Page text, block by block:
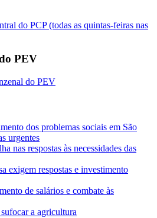
PEV
dos problemas sociais em São
urgentes
nas respostas às necessidades das
exigem respostas e investimento
de salários e combate às
a agricultura